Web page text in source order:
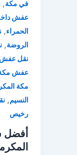
في مكة,
عفش
الحمراء,
الروضة,
نقل عفش
عفش مكة
مكة
النسيم,
رخيص
المكرمة